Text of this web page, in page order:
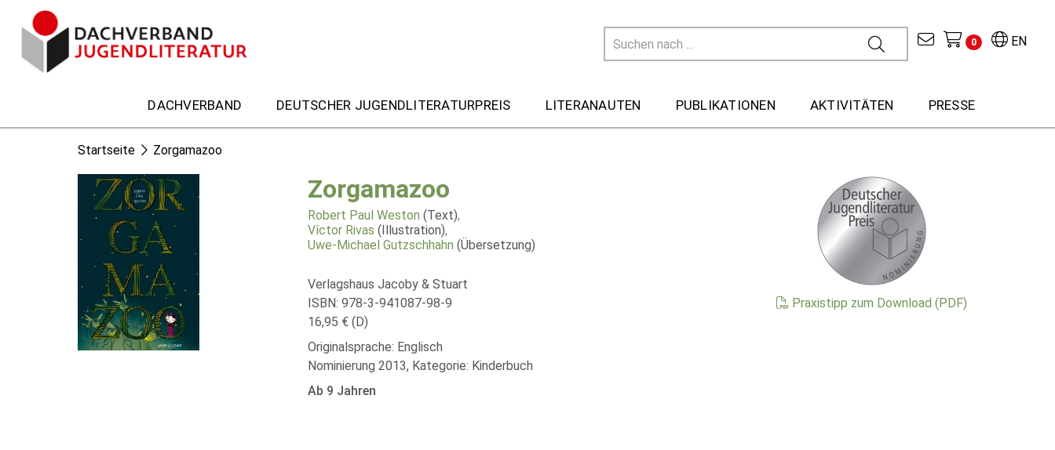
EN
0
DACHVERBAND DEUTSCHER JUGENDLITERATURPREIS LITERANAUTEN PUBLIKATIONEN AKTIVITÄTEN PRESSE
Startseite Zorgamazoo
Zorgamazoo
Robert Paul Weston (Text),
Víctor Rivas (Illustration),
Uwe-Michael Gutzschhahn (Übersetzung)
Verlagshaus Jacoby & Stuart
ISBN: 978-3-941087-98-9
16,95 € (D)
Originalsprache: Englisch
Nominierung 2013, Kategorie: Kinderbuch
Ab 9 Jahren
Praxistipp zum Download (PDF)